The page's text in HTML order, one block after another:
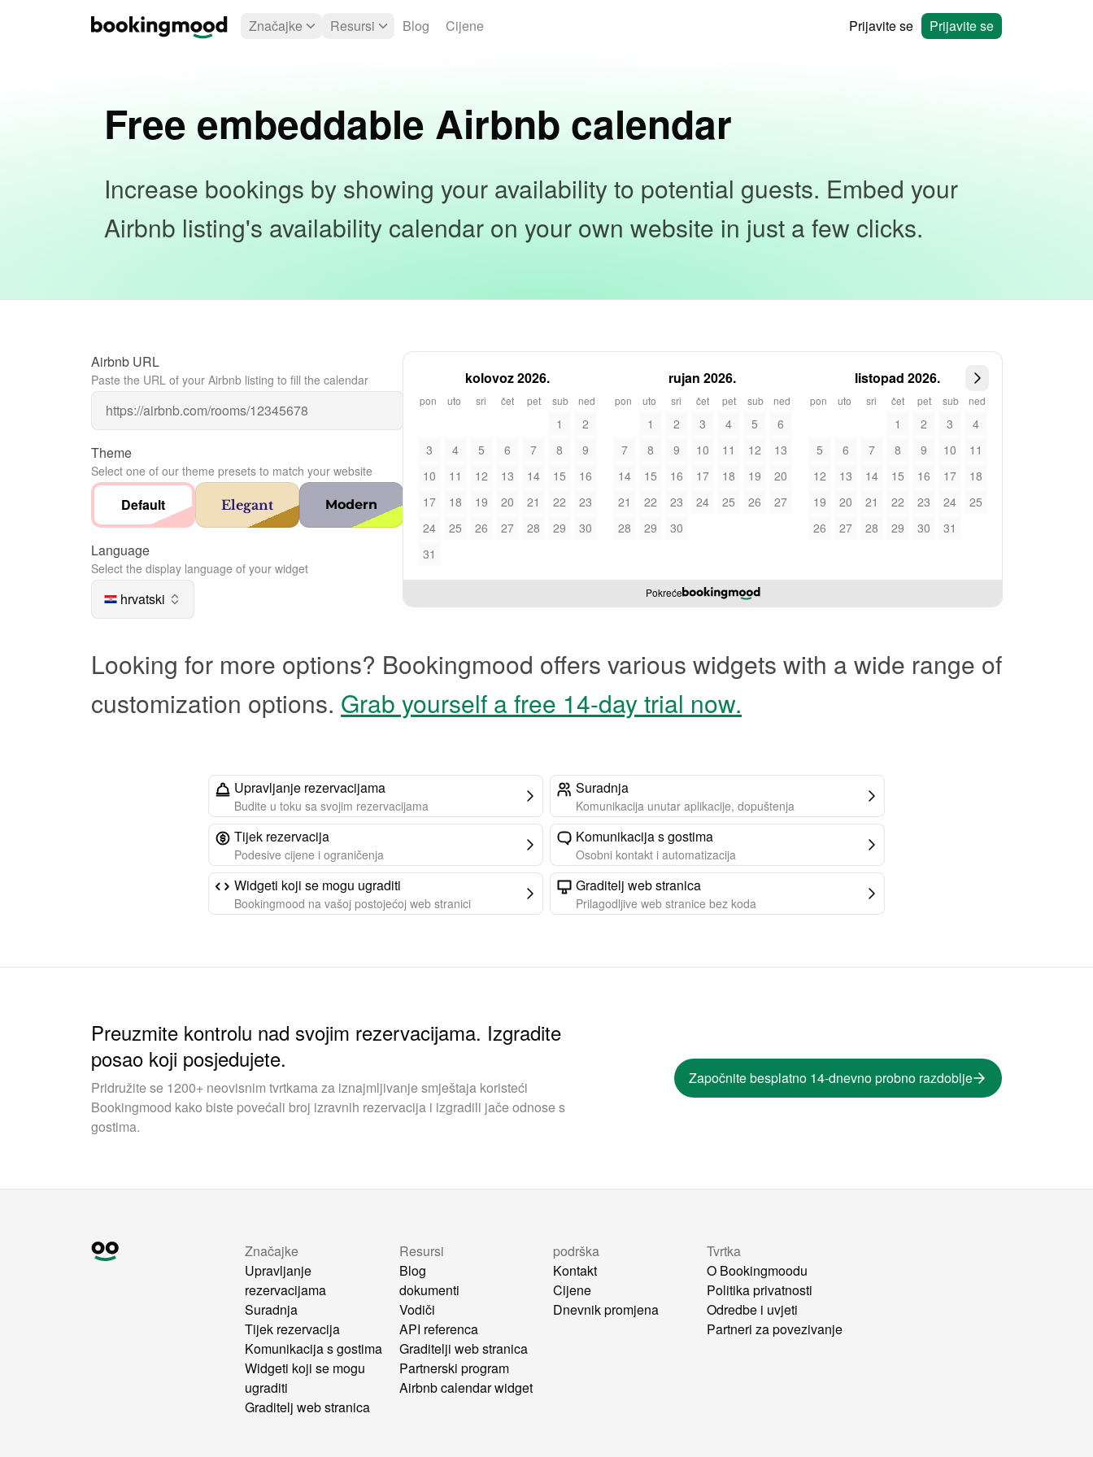
Značajke Resursi Blog Cijene Prijavite se Prijavite se
Free embeddable Airbnb calendar
Increase bookings by showing your availability to potential guests. Embed your
Airbnb listing's availability calendar on your own website in just a few clicks.
Airbnb URL
Paste the URL of your Airbnb listing to fill the calendar
Theme
Select one of our theme presets to match your website
Default Elegant Modern
Language
Select the display language of your widget
hrvatski
kolovoz 2026.
pon uto sri čet pet sub ned
1
2
3
4 5 6 7 8
9
10
11 12 13 14 15
16
17
18 19 20 21 22
23
24
25 26 27 28 29
30
31
rujan 2026.
pon uto sri čet pet sub ned
1 2 3 4 5
6
7
8 9 10 11 12
13
14
15 16 17 18 19
20
21
22 23 24 25 26
27
28
29 30
listopad 2026.
pon uto sri čet pet sub ned
1 2 3
4
5
6 7 8 9 10
11
12
13 14 15 16 17
18
19
20 21 22 23 24
25
26
27 28 29 30 31
Pokreće
Looking for more options? Bookingmood offers various widgets with a wide range of
customization options. Grab yourself a free 14-day trial now.
Upravljanje rezervacijama
Budite u toku sa svojim rezervacijama
Suradnja
Komunikacija unutar aplikacije, dopuštenja
Tijek rezervacija
Podesive cijene i ograničenja
Komunikacija s gostima
Osobni kontakt i automatizacija
Widgeti koji se mogu ugraditi
Bookingmood na vašoj postojećoj web stranici
Graditelj web stranica
Prilagodljive web stranice bez koda
Preuzmite kontrolu nad svojim rezervacijama. Izgradite
posao koji posjedujete.
Pridružite se 1200+ neovisnim tvrtkama za iznajmljivanje smještaja koristeći
Bookingmood kako biste povećali broj izravnih rezervacija i izgradili jače odnose s
gostima.
Započnite besplatno 14-dnevno probno razdoblje
Značajke
Upravljanje
rezervacijama
Suradnja
Tijek rezervacija
Komunikacija s gostima
Widgeti koji se mogu
ugraditi
Graditelj web stranica
Resursi
Blog
dokumenti
Vodiči
API referenca
Graditelji web stranica
Partnerski program
Airbnb calendar widget
podrška
Kontakt
Cijene
Dnevnik promjena
Tvrtka
O Bookingmoodu
Politika privatnosti
Odredbe i uvjeti
Partneri za povezivanje